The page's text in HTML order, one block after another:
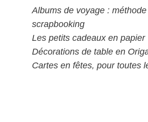
Albums de voyage :
scrapbooking
Les petits cadeaux en papier
Décorations de table en
Cartes en fêtes, pour toutes